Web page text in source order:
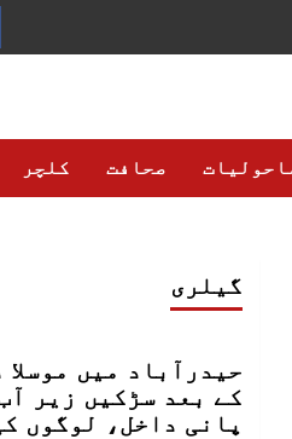
صحافت کلچر
گیلری
حیدرآباد میں
کے بعد سڑکیں زیر
پانی داخل، لوگوں